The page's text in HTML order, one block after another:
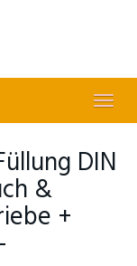
DIN
&
+